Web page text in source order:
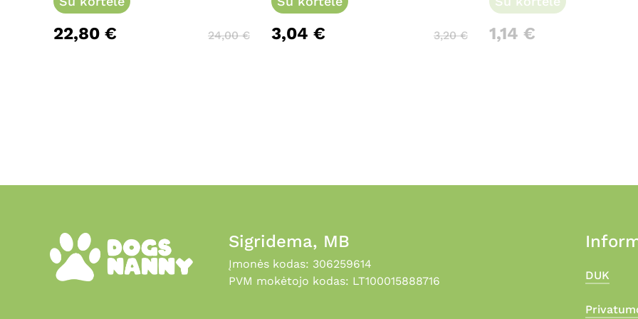
may
be
22,80 € 24,00€ 3,04 € 3,20€ 1,14 €
Sigridema, MB
Įmonės kodas: 306259614
PVM mokėtojo kodas: LT100015888716
DUK